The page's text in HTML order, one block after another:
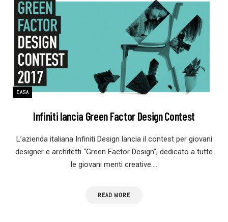
CASA
Infiniti lancia Green Factor Design Contest
L’azienda italiana Infiniti Design lancia il contest per giovani
designer e architetti “Green Factor Design”, dedicato a tutte
le giovani menti creative.…
READ MORE